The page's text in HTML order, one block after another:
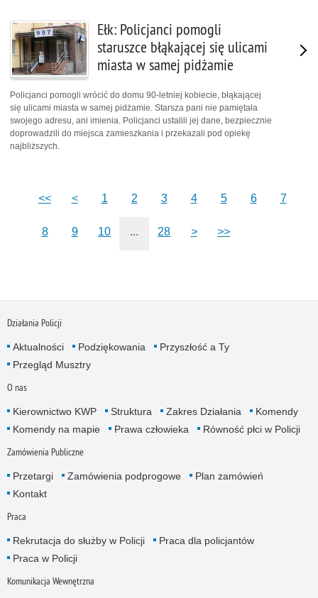
Ełk: Policjanci pomogli
staruszce błąkającej się ulicami
miasta w samej pidżamie
Policjanci pomogli wrócić do domu 90-letniej kobiecie, błąkającej
się ulicami miasta w samej pidżamie. Starsza pani nie pamiętała
swojego adresu, ani imienia. Policjanci ustalili jej dane, bezpiecznie
doprowadzili do miejsca zamieszkania i przekazali pod opiekę
najbliższych.
<< < 1 2 3 4 5 6 7
8 9 10 ... 28 > >>
Działania Policji
Aktualności Podziękowania
Przyszłość a Ty
Przegląd Musztry
O nas
Kierownictwo KWP Struktura Zakres Działania
Komendy
Komendy na mapie
Prawa człowieka Równość płci w Policji
Zamówienia Publiczne
Przetargi Zamówienia podprogowe
Plan zamówień
Kontakt
Praca
Rekrutacja do służby w Policji
Praca dla policjantów
Praca w Policji
Komunikacja Wewnętrzna